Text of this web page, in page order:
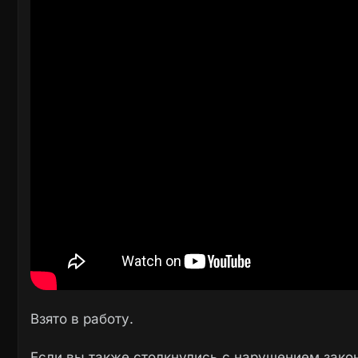
Взято в работу.